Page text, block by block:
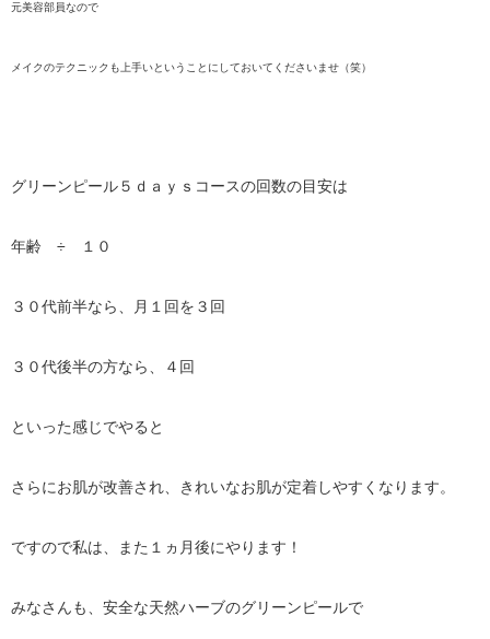
元美容部員なので
メイクのテクニックも上手いということにしておいてくださいませ（笑）
グリーンピール５ｄａｙｓコースの回数の目安は
年齢 ÷ １０
３０代前半なら、月１回を３回
３０代後半の方なら、４回
といった感じでやると
さらにお肌が改善され、きれいなお肌が定着しやすくなります。
ですので私は、また１ヵ月後にやります！
みなさんも、安全な天然ハーブのグリーンピールで